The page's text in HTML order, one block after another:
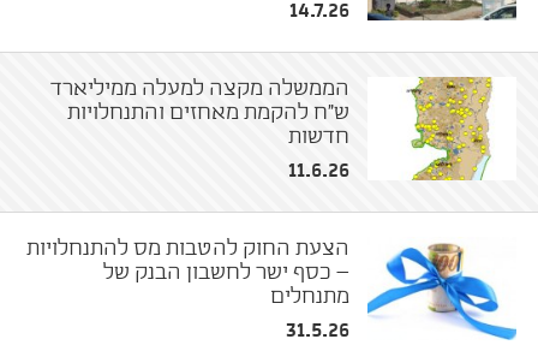
14.7.26
הממשלה מקצה למעלה ממיליארד
ש"ח להקמת מאחזים והתנחלויות
חדשות
11.6.26
הצעת החוק להטבות מס להתנחלויות
– כסף ישר לחשבון הבנק של
מתנחלים
31.5.26